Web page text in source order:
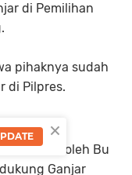
di Pemilihan
pihaknya sudah
di Pilpres.
oleh Bu
Ganjar
×